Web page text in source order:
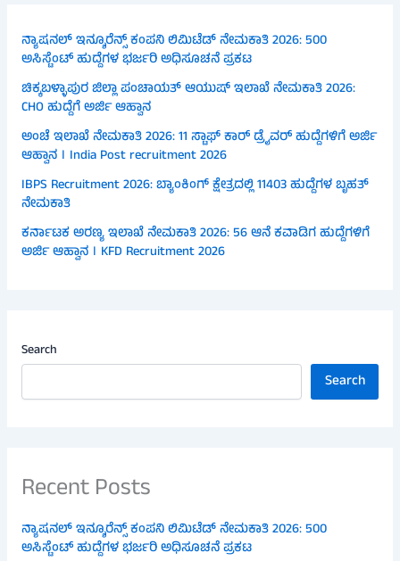
ನ್ಯಾಷನಲ್ ಇನ್ಶೂರೆನ್ಸ್ ಕಂಪನಿ ಲಿಮಿಟೆಡ್ ನೇಮಕಾತಿ 2026: 500
ಅಸಿಸ್ಟೆಂಟ್ ಹುದ್ದೆಗಳ ಭರ್ಜರಿ ಅಧಿಸೂಚನೆ ಪ್ರಕಟ
ಚಿಕ್ಕಬಳ್ಳಾಪುರ ಜಿಲ್ಲಾ ಪಂಚಾಯತ್ ಆಯುಷ್ ಇಲಾಖೆ ನೇಮಕಾತಿ 2026:
CHO ಹುದ್ದೆಗೆ ಅರ್ಜಿ ಆಹ್ವಾನ
ಅಂಚೆ ಇಲಾಖೆ ನೇಮಕಾತಿ 2026: 11 ಸ್ಟಾಫ್ ಕಾರ್ ಡ್ರೈವರ್ ಹುದ್ದೆಗಳಿಗೆ ಅರ್ಜಿ
ಆಹ್ವಾನ । India Post recruitment 2026
IBPS Recruitment 2026: ಬ್ಯಾಂಕಿಂಗ್ ಕ್ಷೇತ್ರದಲ್ಲಿ 11403 ಹುದ್ದೆಗಳ ಬೃಹತ್
ನೇಮಕಾತಿ
ಕರ್ನಾಟಕ ಅರಣ್ಯ ಇಲಾಖೆ ನೇಮಕಾತಿ 2026: 56 ಆನೆ ಕವಾಡಿಗ ಹುದ್ದೆಗಳಿಗೆ
ಅರ್ಜಿ ಆಹ್ವಾನ । KFD Recruitment 2026
Search
Search
Recent Posts
ನ್ಯಾಷನಲ್ ಇನ್ಶೂರೆನ್ಸ್ ಕಂಪನಿ ಲಿಮಿಟೆಡ್ ನೇಮಕಾತಿ 2026: 500
ಅಸಿಸ್ಟೆಂಟ್ ಹುದ್ದೆಗಳ ಭರ್ಜರಿ ಅಧಿಸೂಚನೆ ಪ್ರಕಟ